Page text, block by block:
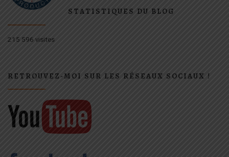
STATISTIQUES DU BLOG
215 596 visites
RETROUVEZ-MOI SUR LES RÉSEAUX SOCIAUX !